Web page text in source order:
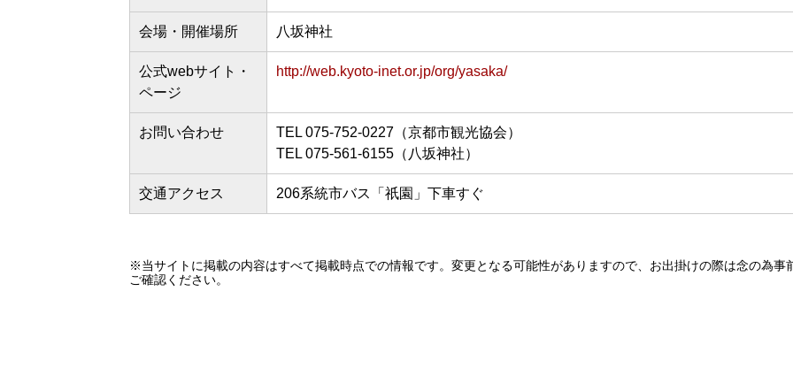
会場・開催場所 八坂神社
公式webサイト・
ページ
http://web.kyoto-inet.or.jp/org/yasaka/
お問い合わせ
TEL 075-752-0227（京都市観光協会）
TEL 075-561-6155（八坂神社）
交通アクセス 206系統市バス「祇園」下車すぐ
※当サイトに掲載の内容はすべて掲載時点での情報です。変更となる可能性がありますので、お出掛けの際は念の為事
ご確認ください。